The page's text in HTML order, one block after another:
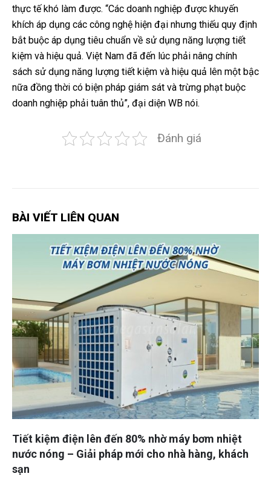
thực tế khó làm được. “Các doanh nghiệp được khuyến
khích áp dụng các công nghệ hiện đại nhưng thiếu quy định
bắt buộc áp dụng tiêu chuẩn về sử dụng năng lượng tiết
kiệm và hiệu quả. Việt Nam đã đến lúc phải nâng chính
sách sử dụng năng lượng tiết kiệm và hiệu quả lên một bậc
nữa đồng thời có biện pháp giám sát và trừng phạt buộc
doanh nghiệp phải tuân thủ”, đại diện WB nói.
Đánh giá
BÀI VIẾT LIÊN QUAN
Tiết kiệm điện lên đến 80% nhờ máy bơm nhiệt
nước nóng – Giải pháp mới cho nhà hàng, khách
sạn